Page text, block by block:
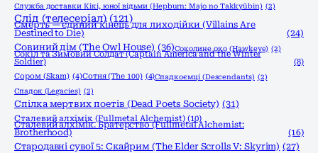
Служба доставки Кікі, юної відьми (Hepburn: Majo no Takkyūbin) (2)
Слід (телесеріал) (121)
Смерть — єдиний кінець для лиходійки (Villains Are
Destined to Die)
(24)
Совиний дім (The Owl House) (36)Соколине око (Hawkeye) (2)
Сокіл та Зимовий Солдат (Captain America and the Winter
Soldier)
(8)
Сором (Skam) (4)Сотня (The 100) (4)Спадкоємці (Descendants) (2)
Спадок (Legacies) (2)
Спілка мертвих поетів (Dead Poets Society) (31)
Сталевий алхімік (Fullmetal Alchemist) (10)
Сталевий алхімік. Братерство (Fullmetal Alchemist:
Brotherhood) (16)
Стародавні сувої 5: Скайрим (The Elder Scrolls V: Skyrim) (27)